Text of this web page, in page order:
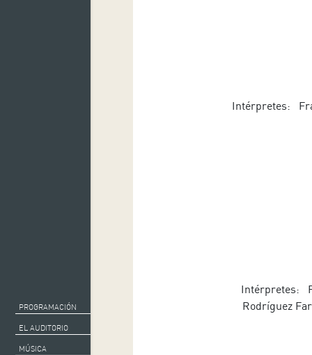
PROGRAMACIÓN
EL AUDITORIO
MÚSICA
Intérpretes:
Intérpretes:
Rodríguez